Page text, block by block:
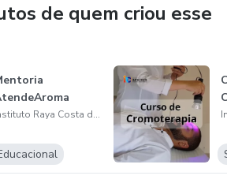
capacidade técnica e
no social e que acreditem em
Facilitar, através da formação
mais dinâmico e de qualidade para as
em suas potencialidades, com foco
e em um aprendizado de
de quem criou esse
Instituto Raya Costa de Educação Continuada